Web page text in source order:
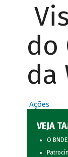
do
da
Ações
VEJA
O